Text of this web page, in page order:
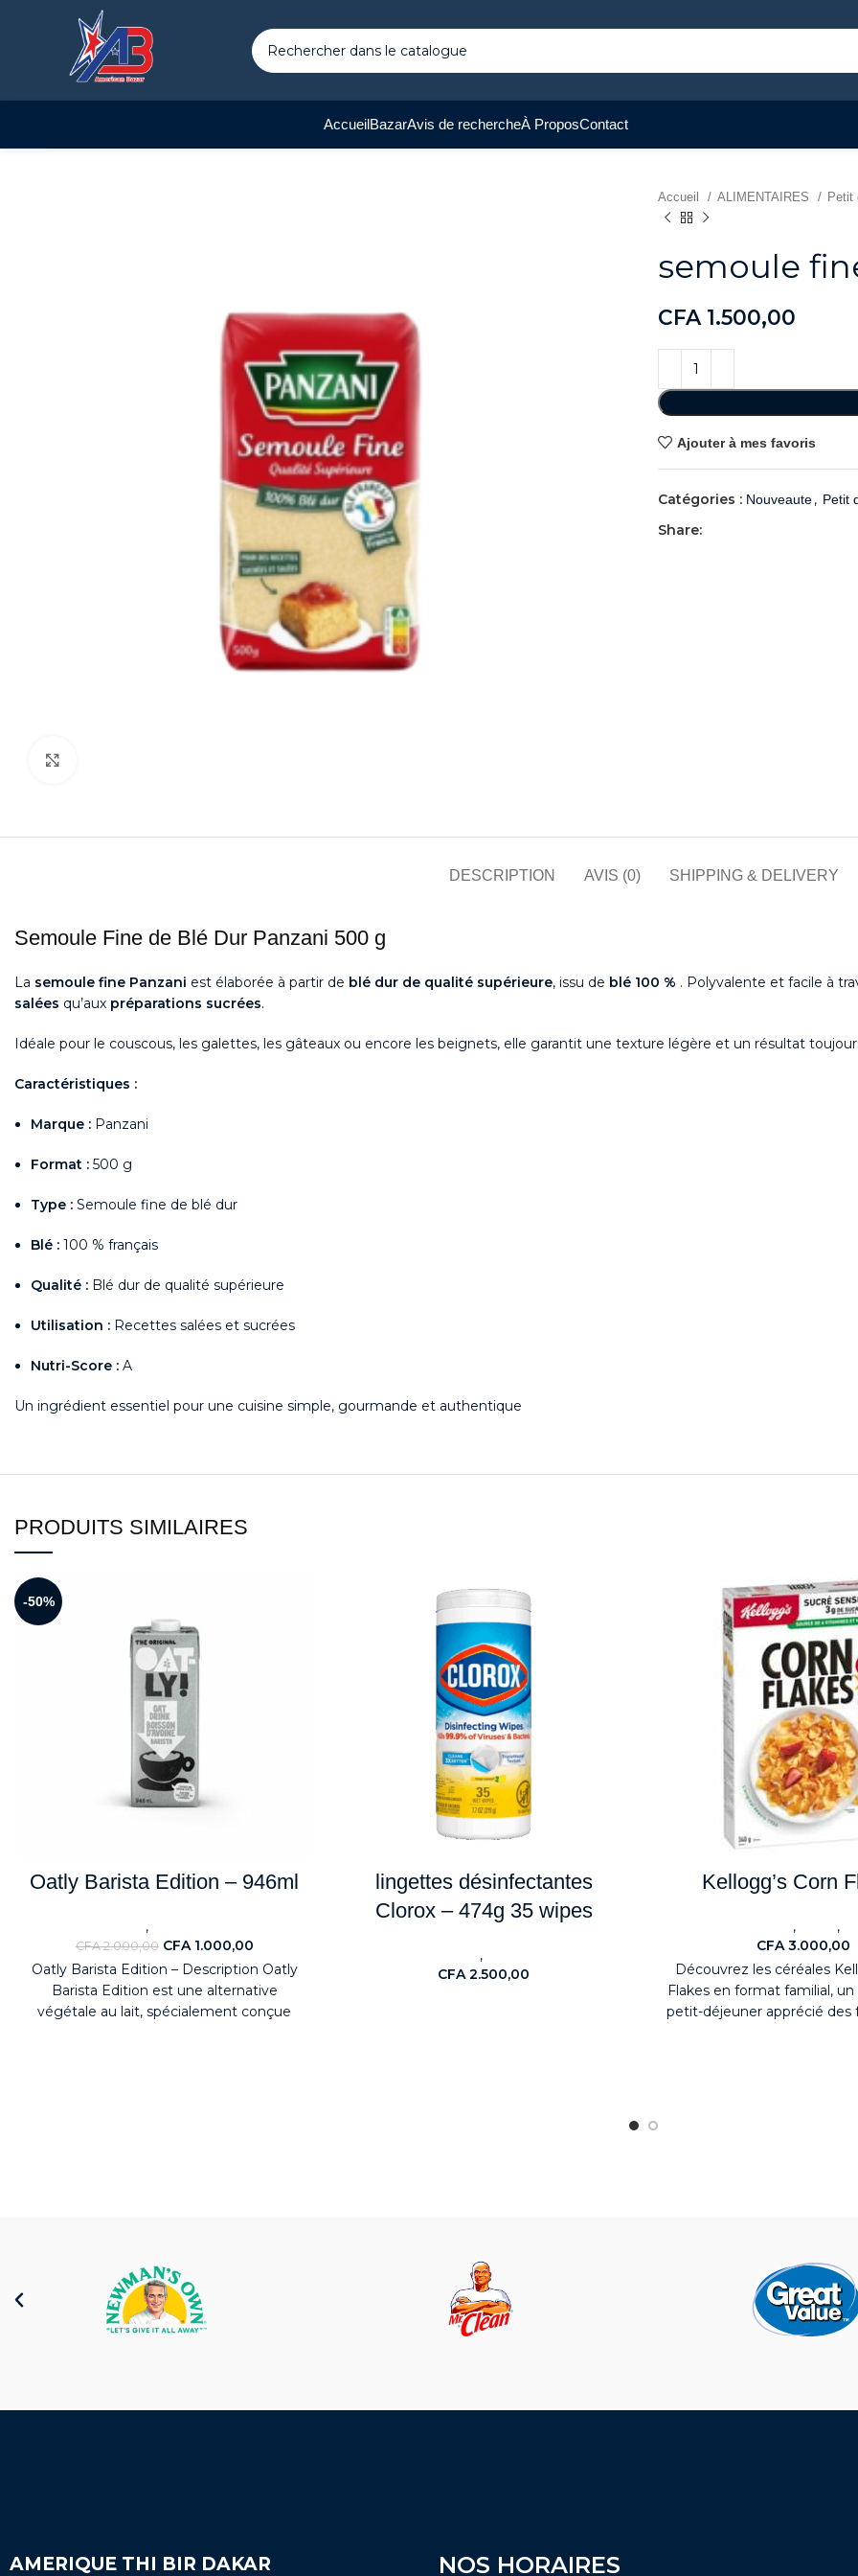
AccueilBazarAvis de rechercheÀ ProposContact
Accueil ALIMENTAIRES Petit
semoule
CFA 1.500,00
Ajouter à mes favoris
Catégories : Nouveaute, Petit
Share:
DESCRIPTION AVIS (0) SHIPPING & DELIVERY
Semoule Fine de Blé Dur Panzani 500 g
La semoule fine Panzani est élaborée à partir de blé dur de qualité supérieure, issu de blé 100 % . Polyvalente et facile à
salées qu’aux préparations sucrées.
Idéale pour le couscous, les galettes, les gâteaux ou encore les beignets, elle garantit une texture légère et un résultat
Caractéristiques :
Marque : Panzani
Format : 500 g
Type : Semoule fine de blé dur
Blé : 100 % français
Qualité : Blé dur de qualité supérieure
Utilisation : Recettes salées et sucrées
Nutri-Score : A
Un ingrédient essentiel pour une cuisine simple, gourmande et authentique
PRODUITS SIMILAIRES
-50%
Oatly Barista Edition – 946ml
,
CFA2.000,00 CFA1.000,00
Oatly Barista Edition – Description Oatly
Barista Edition est une alternative
végétale au lait, spécialement conçue
lingettes désinfectantes
Clorox – 474g 35 wipes
,
CFA2.500,00
Kellogg’s Corn
, ,
CFA3.000,00
Découvrez les céréales
Flakes en format familial, un
petit-déjeuner apprécié des
AMERIQUE THI BIR DAKAR NOS HORAIRES